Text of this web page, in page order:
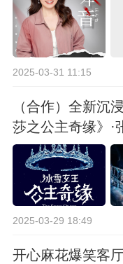
2025-03-31 11:15
（合作）全新沉
莎之公主奇缘》·
2025-03-29 18:49
开心麻花爆笑客